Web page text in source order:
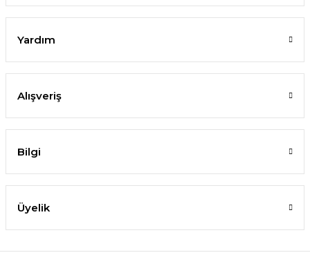
Yardım
Alışveriş
Bilgi
Üyelik